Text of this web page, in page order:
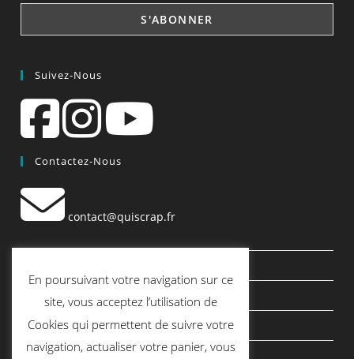
Suivez-Nous
Contactez-Nous
contact@quiscrap.fr
Le Blog
Conditions générales de vente
Mentions légales
En poursuivant votre navigation sur ce
site, vous acceptez l’utilisation de
Cookies qui permettent de suivre votre
navigation, actualiser votre panier, vous